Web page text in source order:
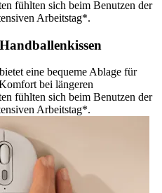
fühlten sich beim Benutzen der
Arbeitstag*.
eine bequeme Ablage für
bei längeren
fühlten sich beim Benutzen der
Arbeitstag*.